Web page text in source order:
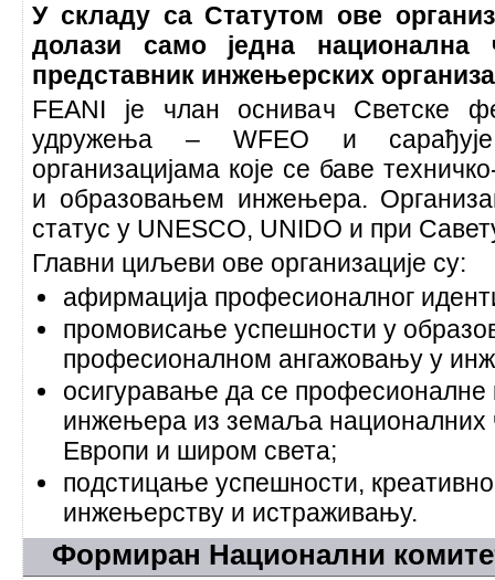
У складу са Статутом ове
долази само једна национална
представник инжењерских
FEANI је члан оснивач Светске
удружења – WFEO и
организацијама које се баве
и образовањем инжењера.
статус у UNESCO, UNIDO и при
Главни циљеви ове организације су:
афирмација професионалног
промовисање успешности у
професионалном ангажовању у
осигуравање да се професионалне
инжењера из земаља националних
Европи и широм света;
подстицање успешности,
инжењерству и истраживању.
Формиран Национални